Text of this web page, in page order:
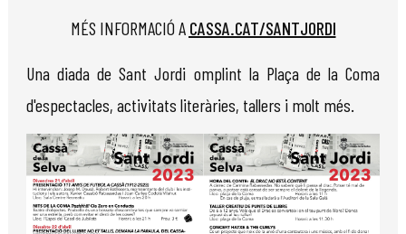
MÉS INFORMACIÓ A CASSA.CAT/SANTJORDI
Una diada de Sant Jordi omplint la Plaça de la Coma
d'espectacles, activitats literàries, tallers i molt més.